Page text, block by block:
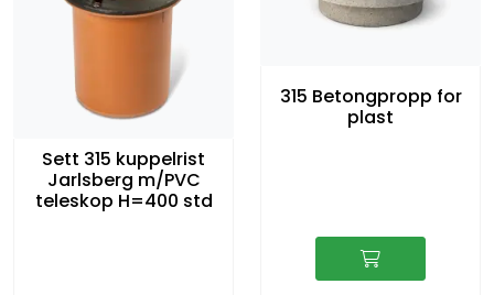
Sett 315 kuppelrist
Jarlsberg m/PVC
teleskop H=400 std
315 Betongpropp for
plast